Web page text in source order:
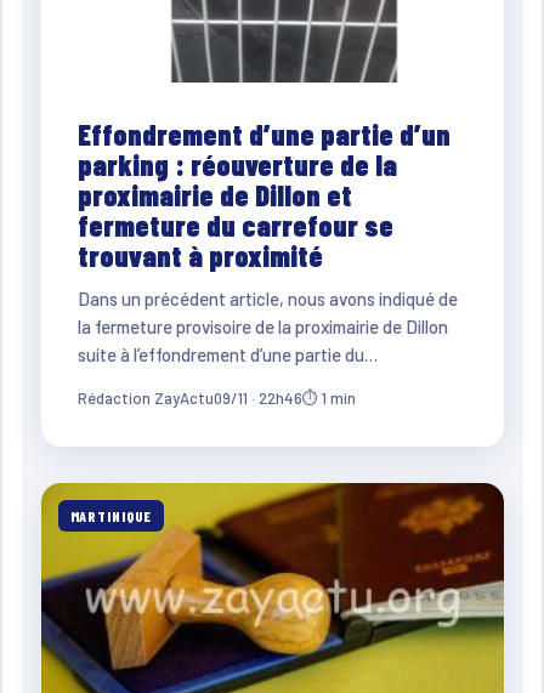
Effondrement d’une partie d’un
parking : réouverture de la
proximairie de Dillon et
fermeture du carrefour se
trouvant à proximité
Dans un précédent article, nous avons indiqué de
la fermeture provisoire de la proximairie de Dillon
suite à l’effondrement d’une partie du…
Rédaction ZayActu09/11 · 22h46⏱ 1 min
MARTINIQUE